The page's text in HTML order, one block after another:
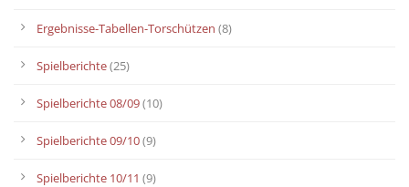
Ergebnisse-Tabellen-Torschützen (8)
Spielberichte(25)
Spielberichte 08/09(10)
Spielberichte 09/10(9)
Spielberichte 10/11 (9)